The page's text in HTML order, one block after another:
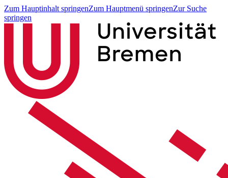
Zum Hauptinhalt springenZum Hauptmenü springenZur Suche
springen